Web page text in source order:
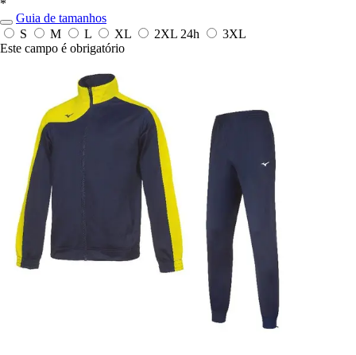
*
Guia de tamanhos
S
M L XL 2XL 24h
3XL
Este campo é obrigatório